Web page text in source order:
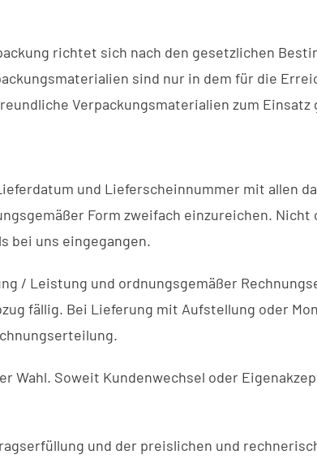
richtet sich nach den gesetzlichen
sind nur in dem für die
Verpackungsmaterialien zum Einsatz
und Lieferscheinnummer mit allen
Form zweifach einzureichen.
bei uns eingegangen.
/ Leistung und ordnungsgemäßer
fällig. Bei Lieferung mit Aufstellung oder
Wahl. Soweit Kundenwechsel oder
und der preislichen und